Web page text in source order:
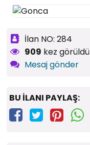
İlan NO: 284
909 kez görüldü
Mesaj gönder
BU İLANI PAYLAŞ: